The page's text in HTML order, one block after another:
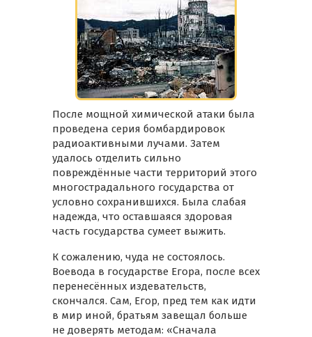
После мощной химической атаки была
проведена серия бомбардировок
радиоактивными лучами. Затем
удалось отделить сильно
повреждённые части территорий этого
многострадального государства от
условно сохранившихся. Была слабая
надежда, что оставшаяся здоровая
часть государства сумеет выжить.
К сожалению, чуда не состоялось.
Воевода в государстве Егора, после всех
перенесённых издевательств,
скончался. Сам, Егор, пред тем как идти
в мир иной, братьям завещал больше
не доверять методам: «Сначала